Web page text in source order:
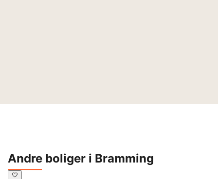
Andre boliger i Bramming